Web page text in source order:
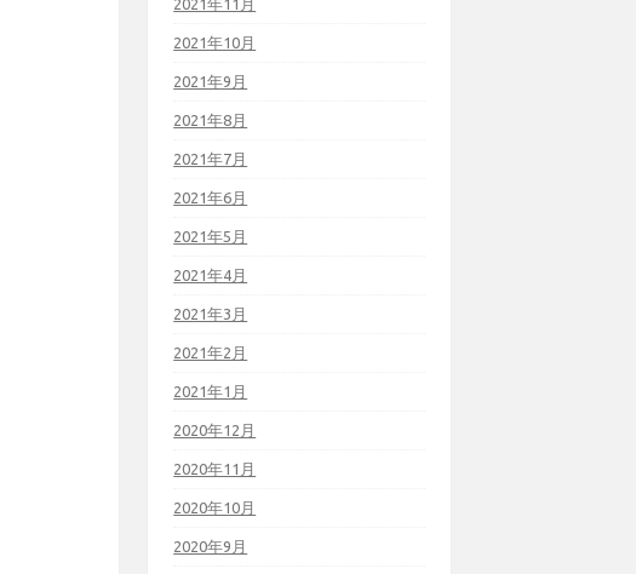
2021年10月
2021年9月
2021年8月
2021年7月
2021年6月
2021年5月
2021年4月
2021年3月
2021年2月
2021年1月
2020年12月
2020年11月
2020年10月
2020年9月